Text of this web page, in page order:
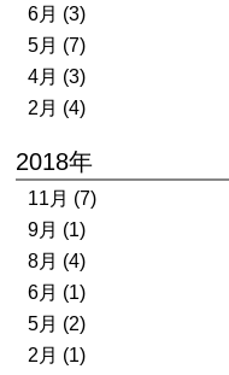
6月 (3)
5月 (7)
4月 (3)
2月 (4)
2018年
11月 (7)
9月 (1)
8月 (4)
6月 (1)
5月 (2)
2月 (1)